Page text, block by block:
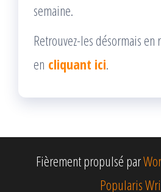
semaine.
Retrouvez-les désormais
en cliquant ici.
Fièrement propulsé par
Popularis